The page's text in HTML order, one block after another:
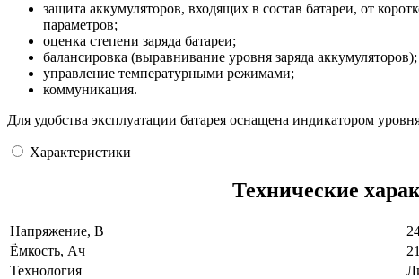
защита аккумуляторов, входящих в состав батареи, от
параметров;
оценка степени заряда батареи;
балансировка (выравнивание уровня заряда аккумуляторов);
управление температурными режимами;
коммуникация.
Для удобства эксплуатации батарея оснащена индикатором
Характеристики
Технические
Напряжение, В
Ёмкость, Ач
Технология